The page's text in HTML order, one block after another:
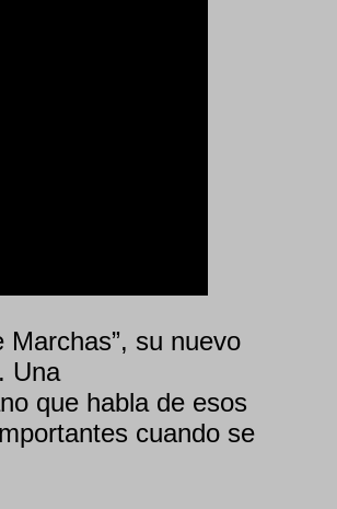
Marchas”, su nuevo
Una
que habla de esos
cuando se